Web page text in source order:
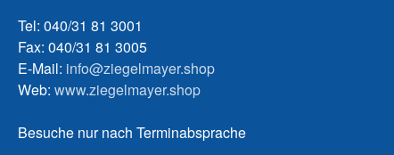
Tel: 040/31 81 3001
Fax: 040/31 81 3005
E-Mail: info@ziegelmayer.shop
Web: www.ziegelmayer.shop
Besuche nur nach Terminabsprache